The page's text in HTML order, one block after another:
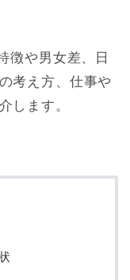
徴や男女差、日
考え方、仕事や
します。